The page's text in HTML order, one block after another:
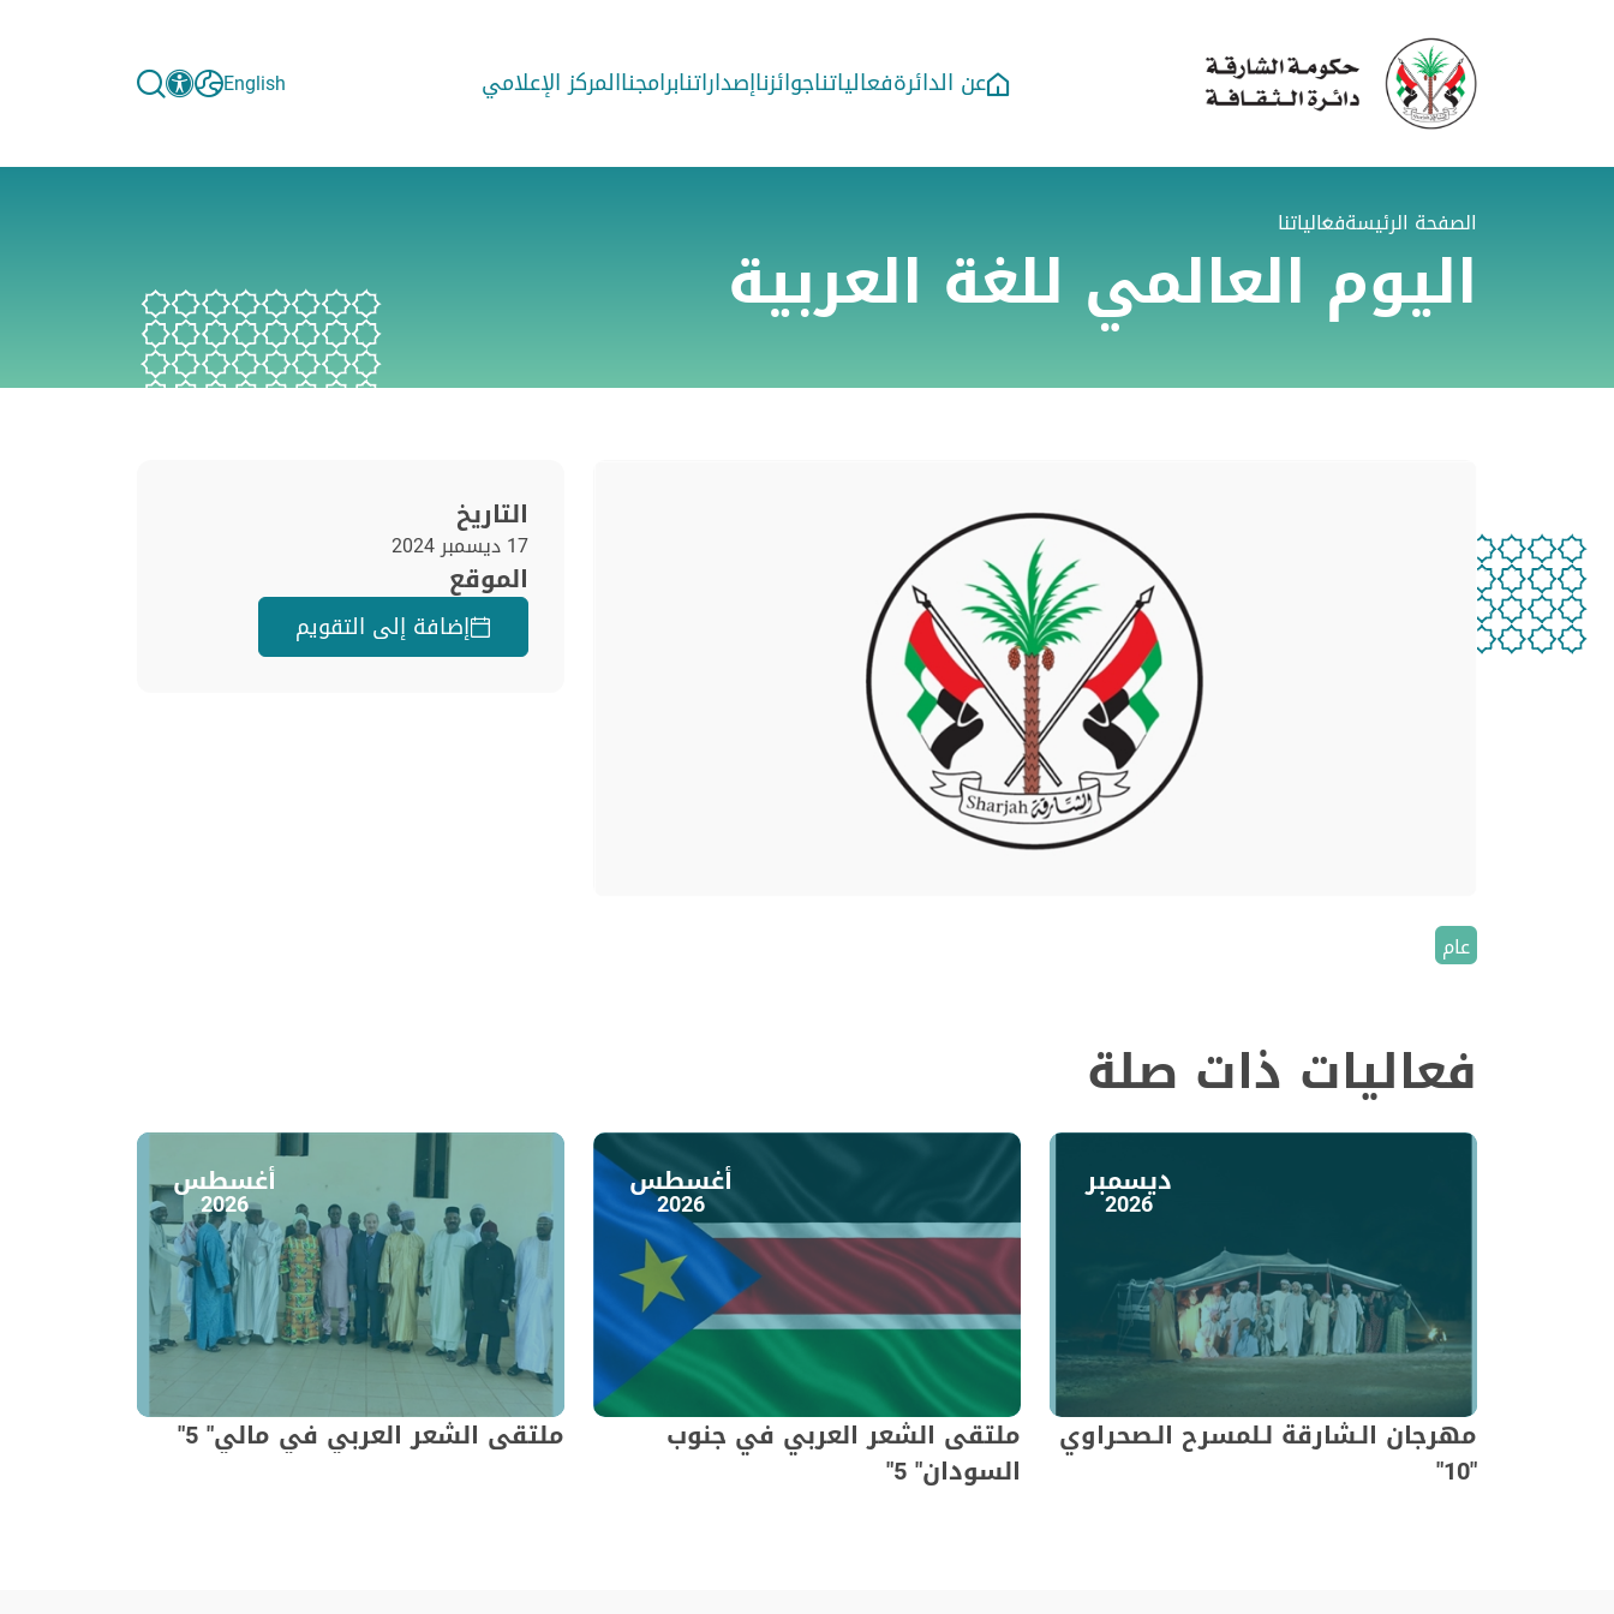
عن الدائرةفعالياتناجوائزناإصداراتنابرامجناالمركز الإعلامي English
الصفحة الرئيسةفعالياتنا
اليوم العالمي للغة العربية
التاريخ
17 ديسمبر 2024
الموقع
إضافة إلى التقويم
عام
فعاليات ذات صلة
ديسمبر
2026
مهرجان الـشارقة لـلمسرح الـصحراوي
"10"
أغسطس
2026
ملتقى الشعر العربي في جنوب
السودان" 5"
أغسطس
2026
ملتقى الشعر العربي في مالي" 5"